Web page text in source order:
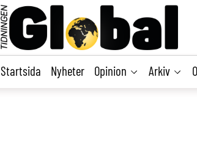
Startsida Nyheter Opinion Arkiv